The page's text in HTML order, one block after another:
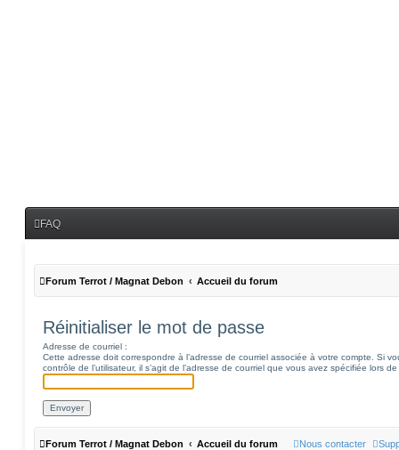
FAQ
Forum Terrot / Magnat Debon Accueil du forum
Réinitialiser le mot de passe
Adresse de courriel :
Cette adresse doit correspondre à l’adresse de courriel associée à votre compte. Si
contrôle de l’utilisateur, il s’agit de l’adresse de courriel que vous avez spécifiée lors
Forum Terrot / Magnat Debon Accueil du forum Nous contacter